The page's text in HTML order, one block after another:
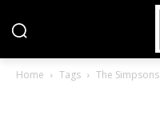
Home Tags The Simpsons